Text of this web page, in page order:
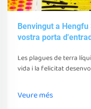
Benvingut a Hengfu
vostra porta
Les plagues de terra
vida i la felicitat
equips poden estimular
Veure més